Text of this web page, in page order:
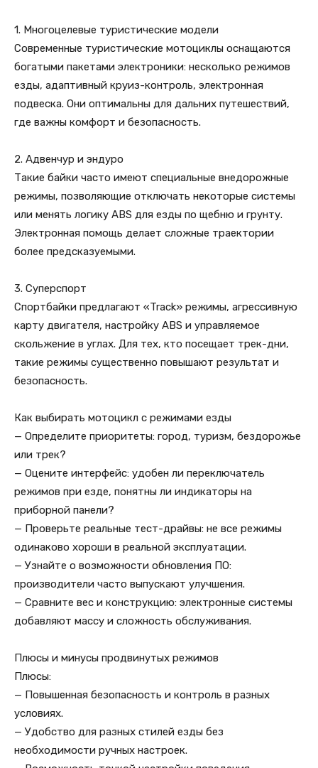
1. Многоцелевые туристические модели
Современные туристические мотоциклы оснащаются
богатыми пакетами электроники: несколько режимов
езды, адаптивный круиз-контроль, электронная
подвеска. Они оптимальны для дальних путешествий,
где важны комфорт и безопасность.
2. Адвенчур и эндуро
Такие байки часто имеют специальные внедорожные
режимы, позволяющие отключать некоторые системы
или менять логику ABS для езды по щебню и грунту.
Электронная помощь делает сложные траектории
более предсказуемыми.
3. Суперспорт
Спортбайки предлагают «Track» режимы, агрессивную
карту двигателя, настройку ABS и управляемое
скольжение в углах. Для тех, кто посещает трек-дни,
такие режимы существенно повышают результат и
безопасность.
Как выбирать мотоцикл с режимами езды
— Определите приоритеты: город, туризм, бездорожье
или трек?
— Оцените интерфейс: удобен ли переключатель
режимов при езде, понятны ли индикаторы на
приборной панели?
— Проверьте реальные тест-драйвы: не все режимы
одинаково хороши в реальной эксплуатации.
— Узнайте о возможности обновления ПО:
производители часто выпускают улучшения.
— Сравните вес и конструкцию: электронные системы
добавляют массу и сложность обслуживания.
Плюсы и минусы продвинутых режимов
Плюсы:
— Повышенная безопасность и контроль в разных
условиях.
— Удобство для разных стилей езды без
необходимости ручных настроек.